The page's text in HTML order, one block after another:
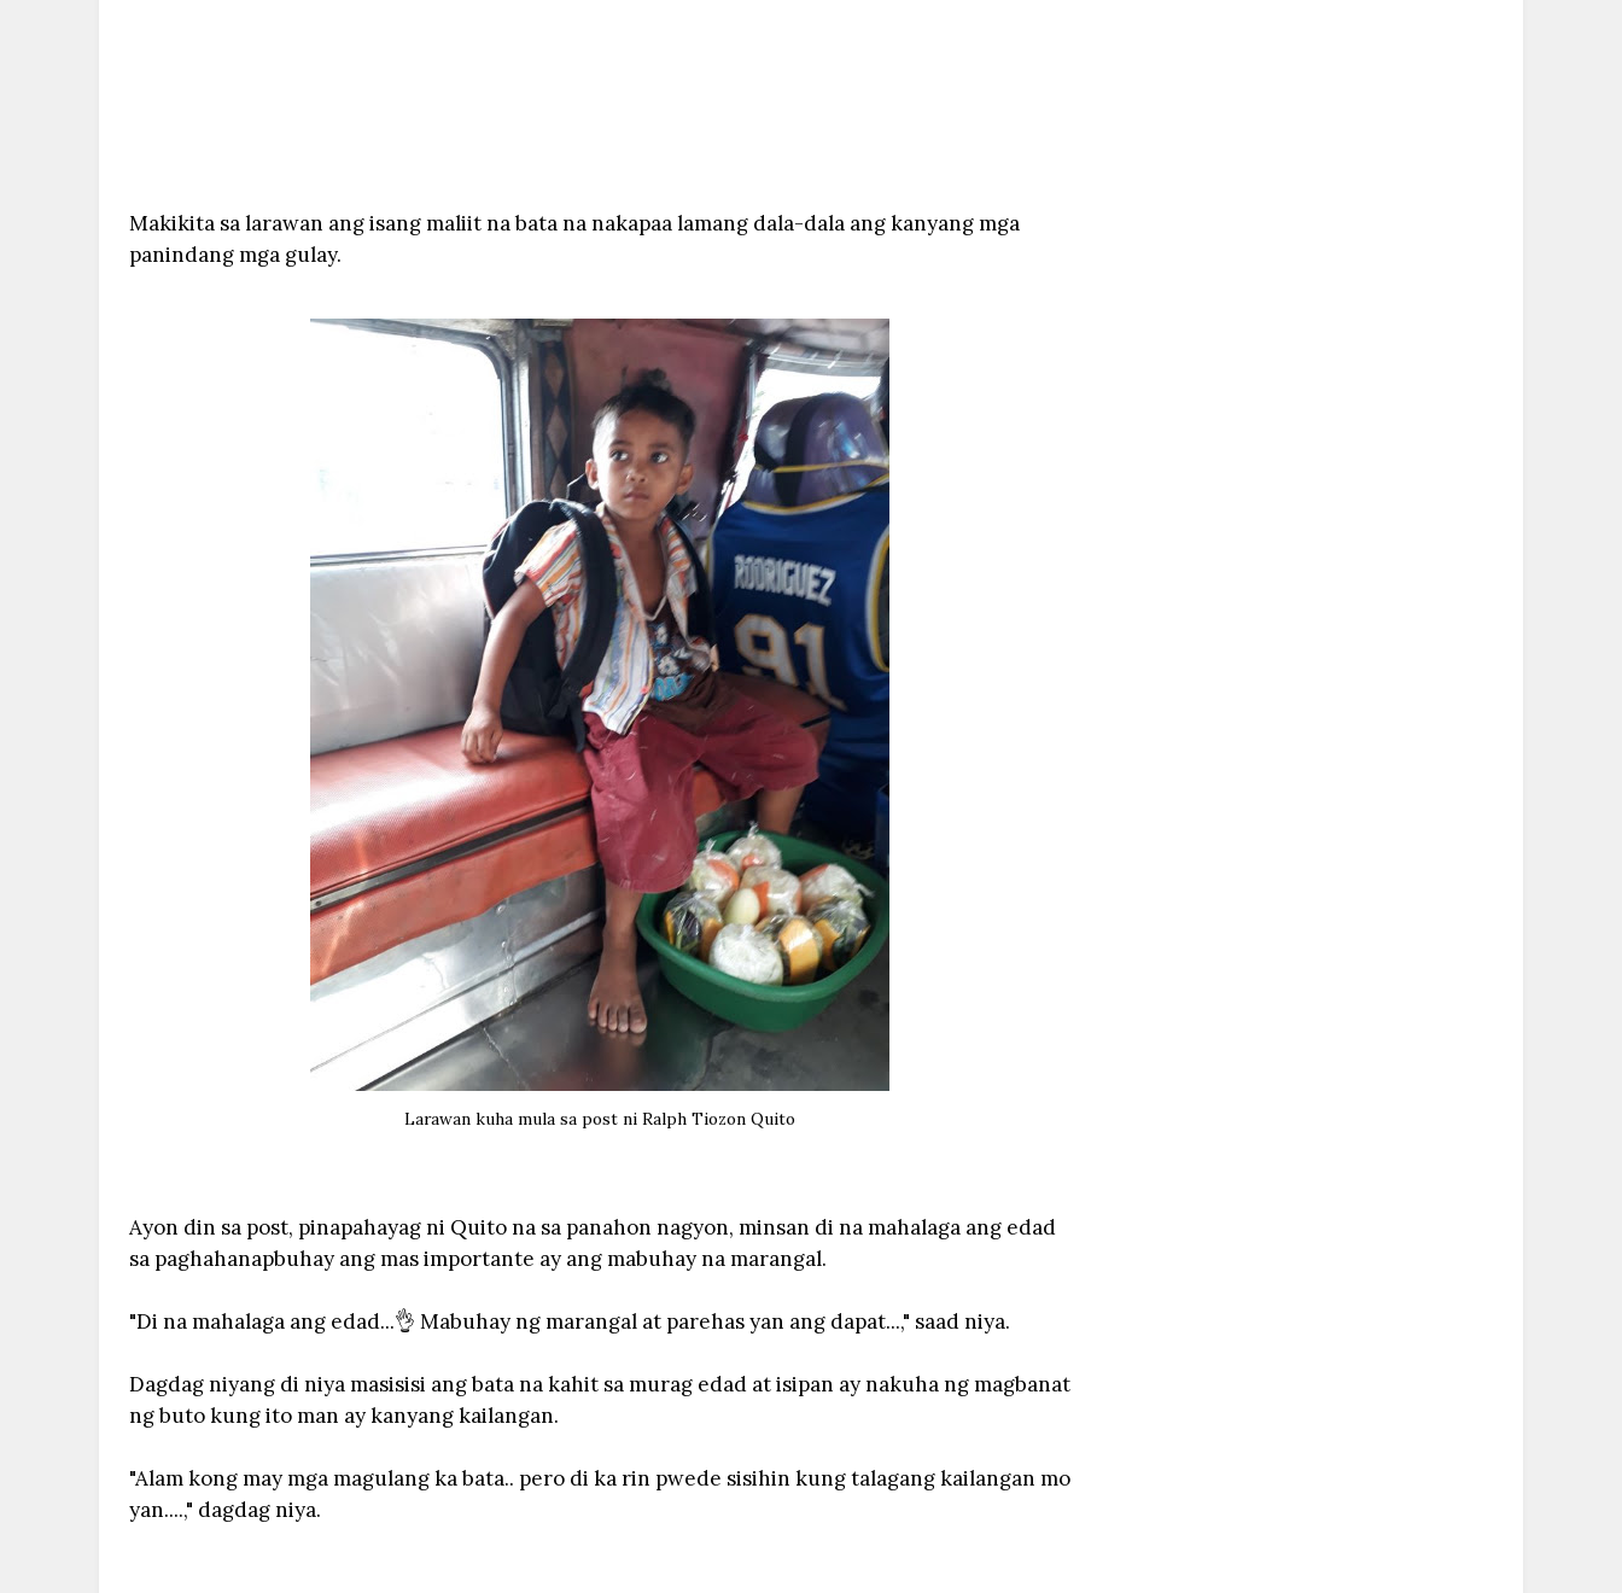
Makikita sa larawan ang isang maliit na bata na nakapaa lamang dala-dala ang kanyang mga
panindang mga gulay.
Larawan kuha mula sa post ni Ralph Tiozon Quito
Ayon din sa post, pinapahayag ni Quito na sa panahon nagyon, minsan di na mahalaga ang edad
sa paghahanapbuhay ang mas importante ay ang mabuhay na marangal.
"Di na mahalaga ang edad...👌 Mabuhay ng marangal at parehas yan ang dapat...," saad niya.
Dagdag niyang di niya masisisi ang bata na kahit sa murag edad at isipan ay nakuha ng magbanat
ng buto kung ito man ay kanyang kailangan.
"Alam kong may mga magulang ka bata.. pero di ka rin pwede sisihin kung talagang kailangan mo
yan....," dagdag niya.